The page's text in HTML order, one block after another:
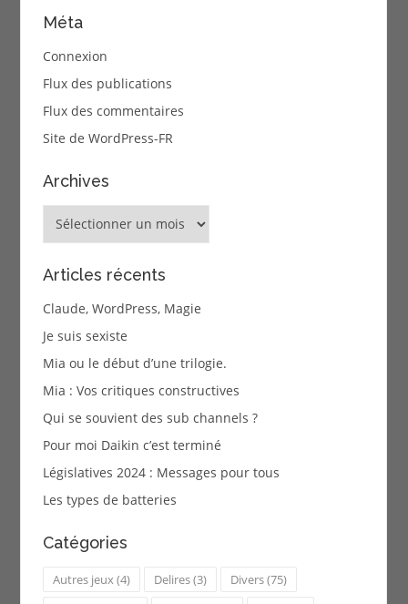
Méta
Connexion
Flux des publications
Flux des commentaires
Site de WordPress-FR
Archives
Articles récents
Claude, WordPress, Magie
Je suis sexiste
Mia ou le début d’une trilogie.
Mia : Vos critiques constructives
Qui se souvient des sub channels ?
Pour moi Daikin c’est terminé
Législatives 2024 : Messages pour tous
Les types de batteries
Catégories
Autres jeux (4) Delires(3) Divers(75)